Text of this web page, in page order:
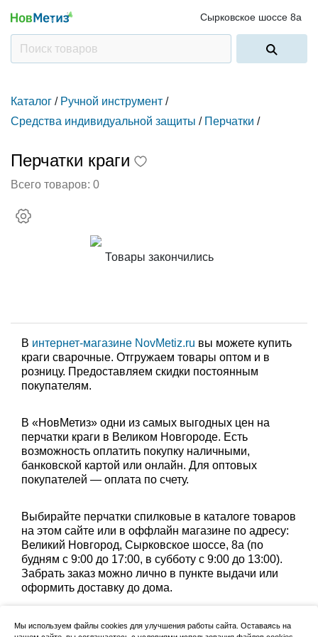
Сырковское шоссе 8а
Каталог / Ручной инструмент /
Средства индивидуальной защиты / Перчатки /
Перчатки краги
Всего товаров: 0
Товары закончились
В интернет-магазине NovMetiz.ru вы можете купить
краги сварочные. Отгружаем товары оптом и в
розницу. Предоставляем скидки постоянным
покупателям.
В «НовМетиз» одни из самых выгодных цен на
перчатки краги в Великом Новгороде. Есть
возможность оплатить покупку наличными,
банковской картой или онлайн. Для оптовых
покупателей — оплата по счету.
Выбирайте перчатки спилковые в каталоге товаров
на этом сайте или в оффлайн магазине по адресу:
Великий Новгород, Сырковское шоссе, 8а (по
будням с 9:00 до 17:00, в субботу с 9:00 до 13:00).
Забрать заказ можно лично в пункте выдачи или
оформить доставку до дома.
Мы используем файлы cookies для улучшения работы сайта. Оставаясь на